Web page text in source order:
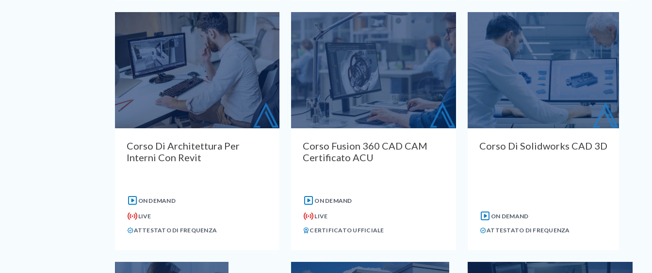
Corso Di Architettura Per
Interni Con Revit
ON DEMAND
LIVE
ATTESTATO DI FREQUENZA
Corso Fusion 360 CAD CAM
Certificato ACU
ON DEMAND
LIVE
CERTIFICATO UFFICIALE
Corso Di Solidworks CAD 3D
ON DEMAND
ATTESTATO DI FREQUENZA